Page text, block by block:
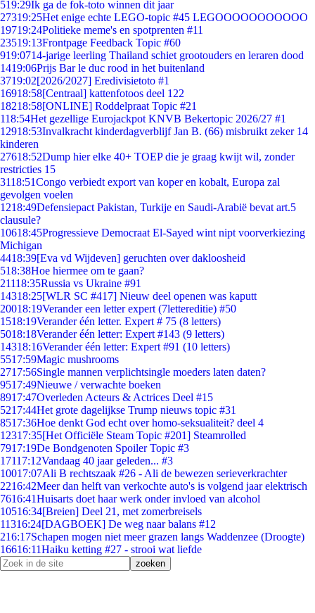
519:29Ik ga de fok-toto winnen dit jaar
27319:25Het enige echte LEGO-topic #45 LEGOOOOOOOOOOO
19719:24Politieke meme's en spotprenten #11
23519:13Frontpage Feedback Topic #60
919:0714-jarige leerling Thailand schiet grootouders en leraren dood
1419:06Prijs Bar le duc rood in het buitenland
3719:02[2026/2027] Eredivisietoto #1
16918:58[Centraal] kattenfotoos deel 122
18218:58[ONLINE] Roddelpraat Topic #21
118:54Het gezellige Eurojackpot KNVB Bekertopic 2026/27 #1
12918:53Invalkracht kinderdagverblijf Jan B. (66) misbruikt zeker 14
kinderen
27618:52Dump hier elke 40+ TOEP die je graag kwijt wil, zonder
restricties 15
3118:51Congo verbiedt export van koper en kobalt, Europa zal
gevolgen voelen
1218:49Defensiepact Pakistan, Turkije en Saudi-Arabië bevat art.5
clausule?
10618:45Progressieve Democraat El-Sayed wint nipt voorverkiezing
Michigan
4418:39[Eva vd Wijdeven] geruchten over dakloosheid
518:38Hoe hiermee om te gaan?
21118:35Russia vs Ukraine #91
14318:25[WLR SC #417] Nieuw deel openen was kaputt
20018:19Verander een letter expert (7lettereditie) #50
1518:19Verander één letter. Expert # 75 (8 letters)
5018:18Verander één letter: Expert #143 (9 letters)
14318:16Verander één letter: Expert #91 (10 letters)
5517:59Magic mushrooms
2717:56Single mannen verplichtsingle moeders laten daten?
9517:49Nieuwe / verwachte boeken
8917:47Overleden Acteurs & Actrices Deel #15
5217:44Het grote dagelijkse Trump nieuws topic #31
8517:36Hoe denkt God echt over homo-seksualiteit? deel 4
12317:35[Het Officiële Steam Topic #201] Steamrolled
7917:19De Bondgenoten Spoiler Topic #3
17117:12Vandaag 40 jaar geleden... #3
10017:07Ali B rechtszaak #26 - Ali de bewezen serieverkrachter
2216:42Meer dan helft van verkochte auto's is volgend jaar elektrisch
7616:41Huisarts doet haar werk onder invloed van alcohol
10516:34[Breien] Deel 21, met zomerbreisels
11316:24[DAGBOEK] De weg naar balans #12
216:17Schapen mogen niet meer grazen langs Waddenzee (Droogte)
16616:11Haiku ketting #27 - strooi wat liefde